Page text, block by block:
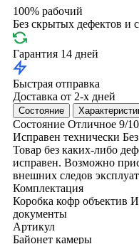
100% рабочий
Без скрытых дефектов и
Гарантия 14 дней
Быстрая отправка
Доставка от 2-х дней
Состояние
Состояние Отличное 9/10
Исправен технически
Товар без каких-либо
исправен. Возможно
внешних следов
Комплектация
Коробка кофр объектив
документы
Артикул
Байонет камеры